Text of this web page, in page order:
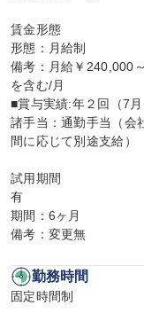
賃金形態
形態：月給制
備考：月給￥240,000
を含む/月
■賞与実績:年２回（7月
諸手当：通勤手当（会
間に応じて別途支給）
試用期間
有
期間：6ヶ月
備考：変更無
勤務時間
固定時間制